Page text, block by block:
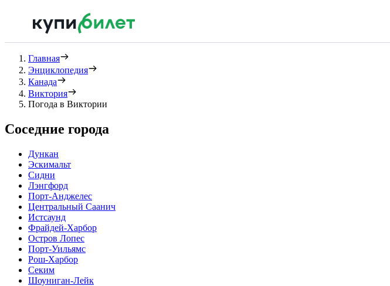
Главная
Энциклопедия
Канада
Виктория
Погода в Виктории
Соседние города
Дункан
Эскимальт
Сидни
Лэнгфорд
Порт-Анджелес
Центральный Саанич
Истсаунд
Фрайдей-Харбор
Остров Лопес
Порт-Уильямс
Рош-Харбор
Секим
Шоуниган-Лейк